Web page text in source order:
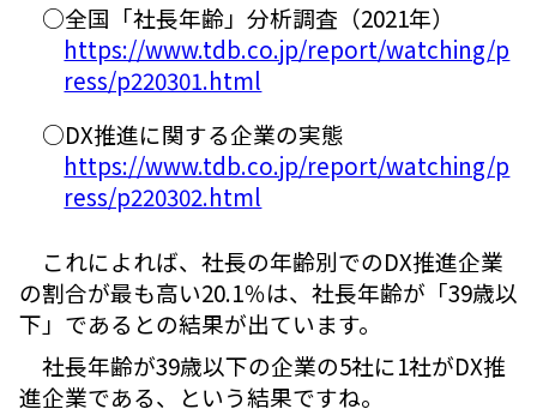
○全国「社長年齢」分析調査（2021年）
https://www.tdb.co.jp/report/watching/p
ress/p220301.html
○DX推進に関する企業の実態
https://www.tdb.co.jp/report/watching/p
ress/p220302.html
これによれば、社長の年齢別でのDX推進企業
の割合が最も高い20.1％は、社長年齢が「39歳以
下」であるとの結果が出ています。
社長年齢が39歳以下の企業の5社に1社がDX推
進企業である、という結果ですね。